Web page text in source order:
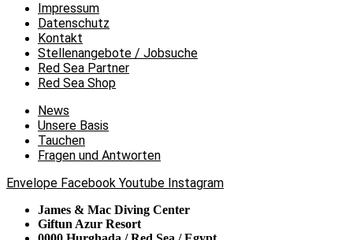
Impressum
Datenschutz
Kontakt
Stellenangebote / Jobsuche
Red Sea Partner
Red Sea Shop
News
Unsere Basis
Tauchen
Fragen und Antworten
Envelope Facebook Youtube Instagram
James & Mac Diving Center
Giftun Azur Resort